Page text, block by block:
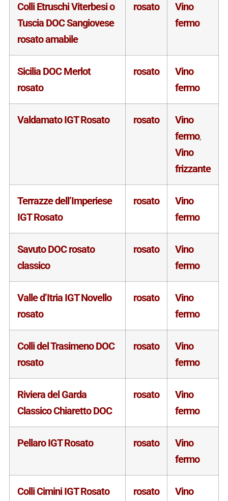
Colli Etruschi Viterbesi o
Tuscia DOC Sangiovese
rosato amabile
rosato
Vino
fermo
Sicilia DOC Merlot
rosato
rosato
Vino
fermo
Valdamato IGT Rosato rosato
Vino
fermo,
Vino
frizzante
Terrazze dell’Imperiese
IGT Rosato
rosato
Vino
fermo
Savuto DOC rosato
classico
rosato
Vino
fermo
Valle d’Itria IGT Novello
rosato
rosato
Vino
fermo
Colli del Trasimeno DOC
rosato
rosato
Vino
fermo
Riviera del Garda
Classico Chiaretto DOC
rosato
Vino
fermo
Pellaro IGT Rosato rosato
Vino
fermo
Colli Cimini IGT Rosato rosato
Vino